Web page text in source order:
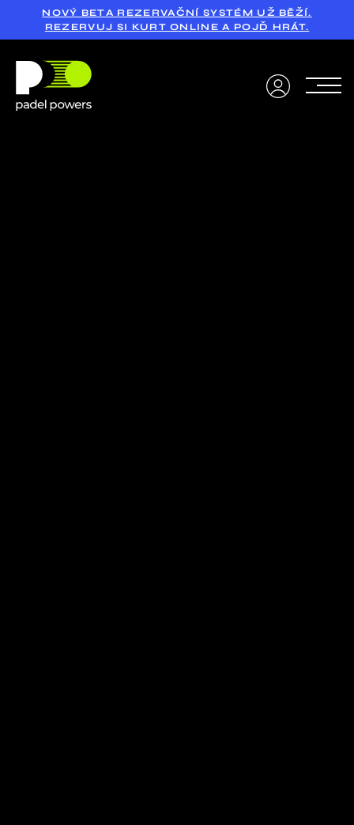
NOVÝ BETA REZERVAČNÍ SYSTÉM UŽ BĚŽÍ.
REZERVUJ SI KURT ONLINE A POJĎ HRÁT.